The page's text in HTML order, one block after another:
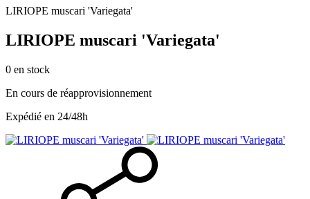
LIRIOPE muscari 'Variegata'
LIRIOPE muscari 'Variegata'
0 en stock
En cours de réapprovisionnement
Expédié en 24/48h